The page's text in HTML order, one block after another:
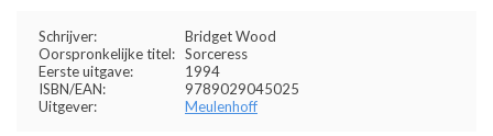
Schrijver:
Bridget Wood
Oorspronkelijke titel: Sorceress
Eerste uitgave:
1994
ISBN/EAN:
9789029045025
Uitgever:
Meulenhoff